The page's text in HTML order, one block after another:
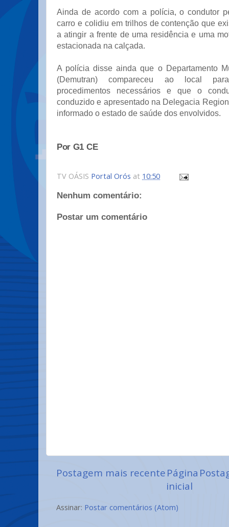
Ainda de acordo com a polícia, o condutor
carro e colidiu em trilhos de contenção que
a atingir a frente de uma residência e uma
estacionada na calçada.
A polícia disse ainda que o Departamento
(Demutran) compareceu ao local
procedimentos necessários e que o
conduzido e apresentado na Delegacia
informado o estado de saúde dos envolvidos.
Por G1 CE
TV OÁSIS Portal Orós at 10:50
Nenhum comentário:
Postar um comentário
Postagem mais recentePágina
inicial
Assinar: Postar comentários (Atom)